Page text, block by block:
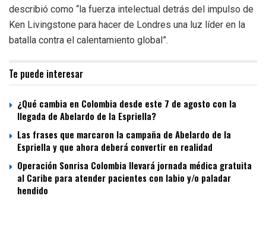
describió como “la fuerza intelectual detrás del impulso de
Ken Livingstone para hacer de Londres una luz líder en la
batalla contra el calentamiento global”.
Te puede interesar
¿Qué cambia en Colombia desde este 7 de agosto con la
llegada de Abelardo de la Espriella?
Las frases que marcaron la campaña de Abelardo de la
Espriella y que ahora deberá convertir en realidad
Operación Sonrisa Colombia llevará jornada médica gratuita
al Caribe para atender pacientes con labio y/o paladar
hendido